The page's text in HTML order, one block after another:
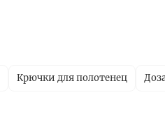
Крючки для полотенец